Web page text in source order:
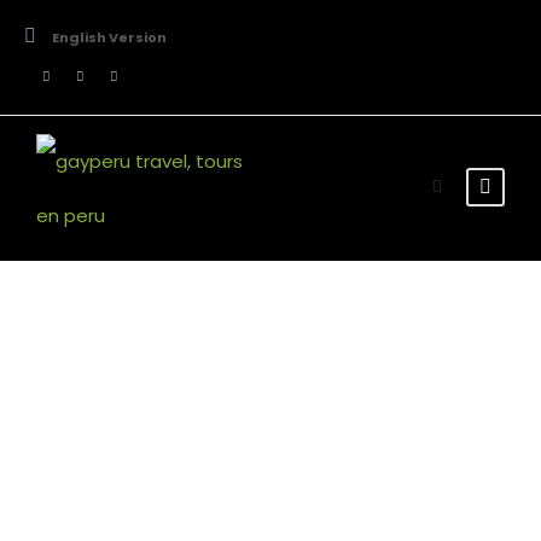
English Version